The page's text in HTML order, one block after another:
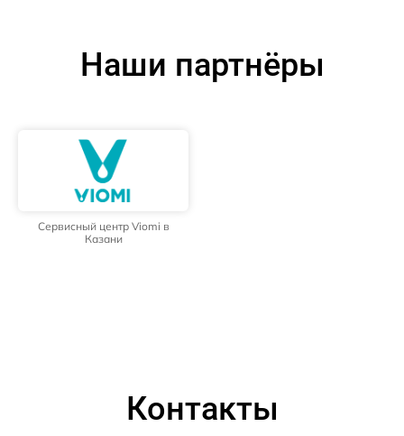
Наши партнёры
Сервисный центр Viomi в
Казани
Контакты